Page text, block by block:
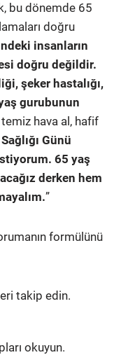
bu dönemde 65
doğru
insanların
doğru değildir.
şeker hastalığı,
gurubunun
hava al, hafif
Günü
65 yaş
derken hem
”
formülünü
takip edin.
okuyun.